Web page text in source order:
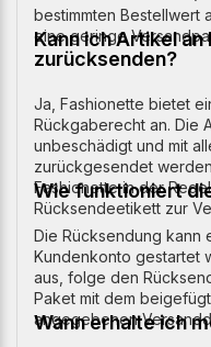
bestimmten Bestellwert
eine geringe
Kann ich Artikel
zurücksenden?
Ja, Fashionette bietet
Rückgaberecht an. Die
unbeschädigt und mit
zurückgesendet
Fashionette in der
Rücksendeetikett zur
Wie funktioniert
Die Rücksendung kann
Kundenkonto gestartet
aus, folge den
Paket mit dem
angegebenen
Wann erhalte ich